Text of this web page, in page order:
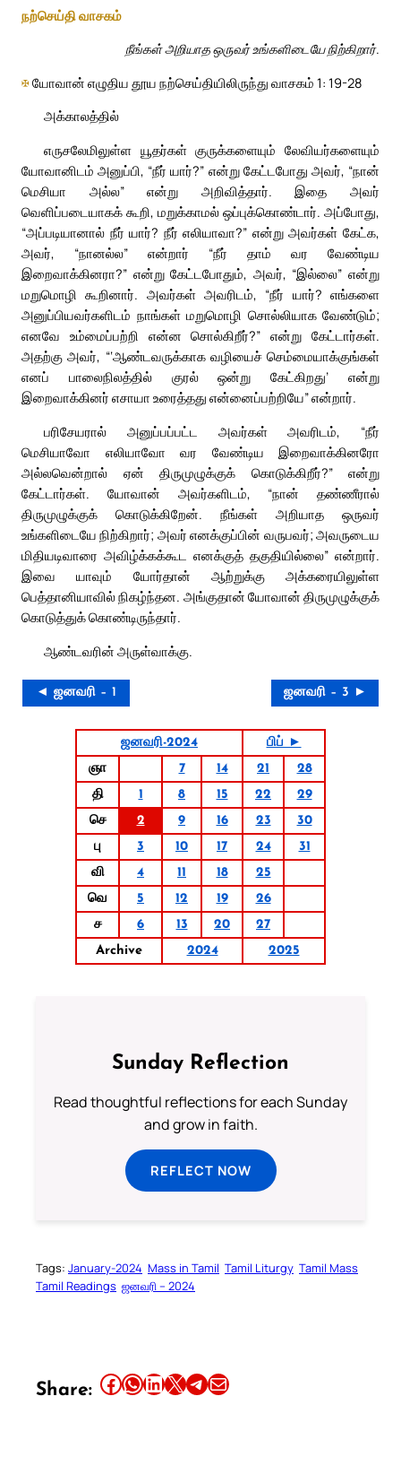
நற்செய்தி வாசகம்
நீங்கள் அறியாத ஒருவர் உங்களிடையே நிற்கிறார்.
✠யோவான் எழுதிய தூய நற்செய்தியிலிருந்து வாசகம் 1: 19-28
அக்காலத்தில்
எருசலேமிலுள்ள யூதர்கள் குருக்களையும் லேவியர்களையும்
யோவானிடம் அனுப்பி, “நீர் யார்?” என்று கேட்டபோது அவர், “நான்
மெசியா அல்ல” என்று அறிவித்தார். இதை அவர்
வெளிப்படையாகக் கூறி, மறுக்காமல் ஒப்புக்கொண்டார். அப்போது,
“அப்படியானால் நீர் யார்? நீர் எலியாவா?” என்று அவர்கள் கேட்க,
அவர், “நானல்ல” என்றார் “நீர் தாம் வர வேண்டிய
இறைவாக்கினரா?” என்று கேட்டபோதும், அவர், “இல்லை” என்று
மறுமொழி கூறினார். அவர்கள் அவரிடம், “நீர் யார்? எங்களை
அனுப்பியவர்களிடம் நாங்கள் மறுமொழி சொல்லியாக வேண்டும்;
எனவே உம்மைப்பற்றி என்ன சொல்கிறீர்?” என்று கேட்டார்கள்.
அதற்கு அவர், “‘ஆண்டவருக்காக வழியைச் செம்மையாக்குங்கள்
எனப் பாலைநிலத்தில் குரல் ஒன்று கேட்கிறது’ என்று
இறைவாக்கினர் எசாயா உரைத்தது என்னைப்பற்றியே” என்றார்.
பரிசேயரால் அனுப்பப்பட்ட அவர்கள் அவரிடம், “நீர்
மெசியாவோ எலியாவோ வர வேண்டிய இறைவாக்கினரோ
அல்லவென்றால் ஏன் திருமுழுக்குக் கொடுக்கிறீர்?” என்று
கேட்டார்கள். யோவான் அவர்களிடம், “நான் தண்ணீரால்
திருமுழுக்குக் கொடுக்கிறேன். நீங்கள் அறியாத ஒருவர்
உங்களிடையே நிற்கிறார்; அவர் எனக்குப்பின் வருபவர்; அவருடைய
மிதியடிவாரை அவிழ்க்கக்கூட எனக்குத் தகுதியில்லை” என்றார்.
இவை யாவும் யோர்தான் ஆற்றுக்கு அக்கரையிலுள்ள
பெத்தானியாவில் நிகழ்ந்தன. அங்குதான் யோவான் திருமுழுக்குக்
கொடுத்துக் கொண்டிருந்தார்.
ஆண்டவரின் அருள்வாக்கு.
◄ ஜனவரி – 1 ஜனவரி – 3 ►
ஜனவரி-2024
பிப் ►
ஞா
7 14 21
28
தி
1 8 15 22
29
செ
2 9 16 23
30
பு
3 10 17 24
31
வி
4 11 18
25
வெ
5 12 19
26
ச
6 13 20
27
Archive
2024 2025
Sunday Reflection
Read thoughtful reflections for each Sunday
and grow in faith.
REFLECT NOW
Tags: January-2024 Mass in Tamil Tamil Liturgy Tamil Mass
Tamil Readings ஜனவரி – 2024
Share: Share this article on Facebook Share this article on WhatsApp Share this article on LinkedIn Share this article on X Share this article on TelegramEmail this Article